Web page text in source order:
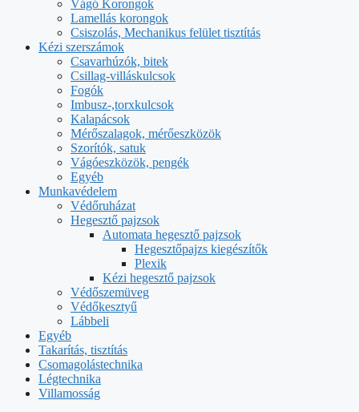
Vágó Korongok
Lamellás korongok
Csiszolás, Mechanikus felület tisztítás
Kézi szerszámok
Csavarhúzók, bitek
Csillag-villáskulcsok
Fogók
Imbusz-,torxkulcsok
Kalapácsok
Mérőszalagok, mérőeszközök
Szorítók, satuk
Vágóeszközök, pengék
Egyéb
Munkavédelem
Védőruházat
Hegesztő pajzsok
Automata hegesztő pajzsok
Hegesztőpajzs kiegészítők
Plexik
Kézi hegesztő pajzsok
Védőszemüveg
Védőkesztyű
Lábbeli
Egyéb
Takarítás, tisztítás
Csomagolástechnika
Légtechnika
Villamosság